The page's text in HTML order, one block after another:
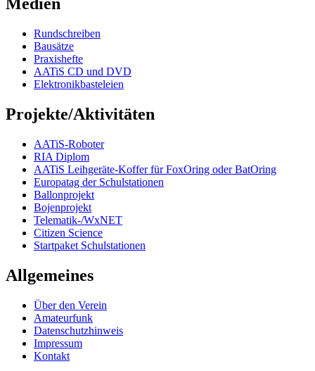
Rundschreiben
Bausätze
Praxishefte
AATiS CD und DVD
Elektronikbasteleien
Projekte/Aktivitäten
AATiS-Roboter
RIA Diplom
AATiS Leihgeräte-Koffer für FoxOring oder BatOring
Europatag der Schulstationen
Ballonprojekt
Bojenprojekt
Telematik-/WxNET
Citizen Science
Startpaket Schulstationen
Allgemeines
Über den Verein
Amateurfunk
Datenschutzhinweis
Impressum
Kontakt